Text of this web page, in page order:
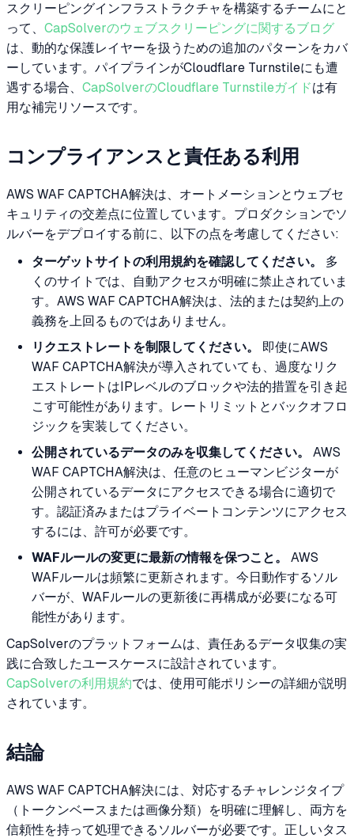
スクリーピングインフラストラクチャを構築するチームにと
って、 CapSolverのウェブスクリーピングに関するブログ
は、動的な保護レイヤーを扱うための追加のパターンをカバ
ーしています。パイプラインがCloudflare Turnstileにも遭
遇する場合、 CapSolverのCloudflare Turnstileガイドは有
用な補完リソースです。
コンプライアンスと責任ある利用
AWS WAF CAPTCHA解決は、オートメーションとウェブセ
キュリティの交差点に位置しています。プロダクションでソ
ルバーをデプロイする前に、以下の点を考慮してください:
ターゲットサイトの利用規約を確認してください。
多
くのサイトでは、自動アクセスが明確に禁止されていま
す。AWS WAF CAPTCHA解決は、法的または契約上の
義務を上回るものではありません。
リクエストレートを制限してください。
即使にAWS
WAF CAPTCHA解決が導入されていても、過度なリク
エストレートはIPレベルのブロックや法的措置を引き起
こす可能性があります。レートリミットとバックオフロ
ジックを実装してください。
公開されているデータのみを収集してください。
AWS
WAF CAPTCHA解決は、任意のヒューマンビジターが
公開されているデータにアクセスできる場合に適切で
す。認証済みまたはプライベートコンテンツにアクセス
するには、許可が必要です。
WAFルールの変更に最新の情報を保つこと。
AWS
WAFルールは頻繁に更新されます。今日動作するソル
バーが、WAFルールの更新後に再構成が必要になる可
能性があります。
CapSolverのプラットフォームは、責任あるデータ収集の実
践に合致したユースケースに設計されています。
CapSolverの利用規約では、使用可能ポリシーの詳細が説明
されています。
結論
AWS WAF CAPTCHA解決には、対応するチャレンジタイプ
（トークンベースまたは画像分類）を明確に理解し、両方を
信頼性を持って処理できるソルバーが必要です。正しいタス